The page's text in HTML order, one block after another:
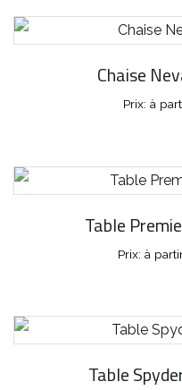
Chaise
Table
Table